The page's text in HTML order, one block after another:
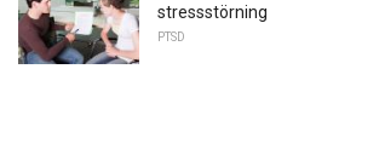
stressstörning
PTSD